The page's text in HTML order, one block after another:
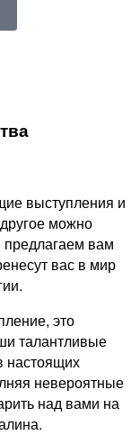
выступления и
можно
вам
вас в мир
это
талантливые
настоящих
невероятные
над вами на